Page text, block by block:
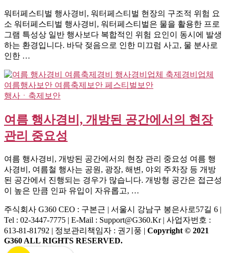
워터페스티벌 행사경비, 워터페스티벌 현장의 구조적 위험 요
소 워터페스티벌 행사경비, 워터페스티벌은 물을 활용한 프로
그램 특성상 일반 행사보다 복합적인 위험 요인이 동시에 발생
하는 환경입니다. 바닥 젖음으로 인한 미끄럼 사고, 물 분사로
인한 …
행사ㆍ축제보안
여름 행사경비, 개방된 공간에서의 현장
관리 중요성
여름 행사경비, 개방된 공간에서의 현장 관리 중요성 여름 행
사경비, 여름철 행사는 공원, 광장, 해변, 야외 주차장 등 개방
된 공간에서 진행되는 경우가 많습니다. 개방형 공간은 접근성
이 높은 만큼 인파 유입이 자유롭고, …
주식회사 G360 CEO : 구본근 | 서울시 강남구 봉은사로57길 6 |
Tel : 02-3447-7775 | E-Mail : Support@g360.kr | 사업자번호 :
613-81-81792 | 정보관리책임자 : 권기풍 | Copyright © 2021
G360 ALL RIGHTS RESERVED.